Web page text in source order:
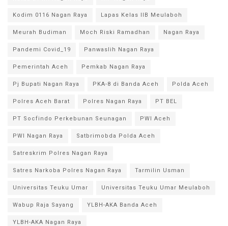
Kodim 0116 Nagan Raya Lapas Kelas IIB Meulaboh
Meurah Budiman Moch Riski Ramadhan Nagan Raya
Pandemi Covid_19 Panwaslih Nagan Raya
Pemerintah Aceh Pemkab Nagan Raya
Pj Bupati Nagan Raya PKA-8 di Banda Aceh Polda Aceh
Polres Aceh Barat Polres Nagan Raya PT BEL
PT Socfindo Perkebunan Seunagan PWI Aceh
PWI Nagan Raya Satbrimobda Polda Aceh
Satreskrim Polres Nagan Raya
Satres Narkoba Polres Nagan Raya Tarmilin Usman
Universitas Teuku Umar Universitas Teuku Umar Meulaboh
Wabup Raja Sayang YLBH-AKA Banda Aceh
YLBH-AKA Nagan Raya